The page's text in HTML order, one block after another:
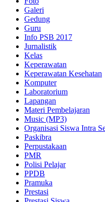
Galeri
Gedung
Guru
Info PSB 2017
Jurnalistik
Kelas
Keperawatan
Keperawatan Kesehatan
Komputer
Laboratorium
Lapangan
Materi Pembelajaran
Music (MP3)
Organisasi Siswa Intra
Paskibra
Perpustakaan
PMR
Polisi Pelajar
PPDB
Pramuka
Prestasi